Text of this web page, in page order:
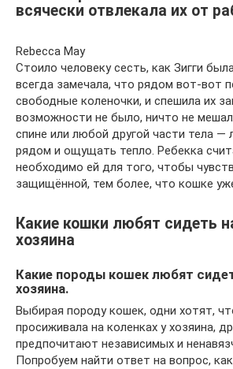
всячески отвлекала их от
Rebecca May
Стоило человеку сесть, как Зигги
всегда замечала, что рядом вот-вот
свободные коленочки, и спешила их
возможности не было, ничто не
спине или любой другой части тела
рядом и ощущать тепло. Ребекка
необходимо ей для того, чтобы
защищённой, тем более, что кошке
Какие кошки любят сидеть
хозяина
Какие породы кошек любят
хозяина.
Выбирая породу кошек, одни хотят,
просиживала на коленках у хозяина,
предпочитают независимых и
Попробуем найти ответ на вопрос,